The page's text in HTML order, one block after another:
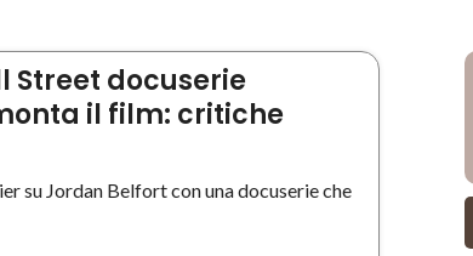
Street docuserie
il film: critiche
su Jordan Belfort con una docuserie che